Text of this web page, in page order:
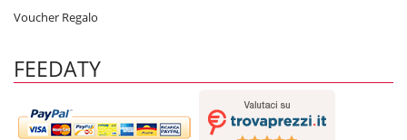
Voucher Regalo
FEEDATY